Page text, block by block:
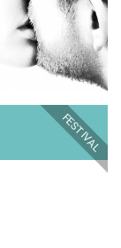
FESTIVAL